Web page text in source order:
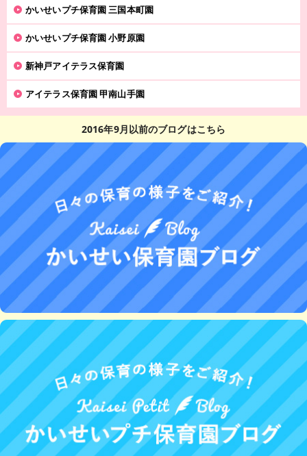
かいせいプチ保育園 三国本町園
かいせいプチ保育園 小野原園
新神戸アイテラス保育園
アイテラス保育園 甲南山手園
2016年9月以前のブログはこちら